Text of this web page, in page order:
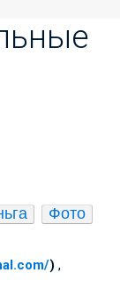
Фото
) ,